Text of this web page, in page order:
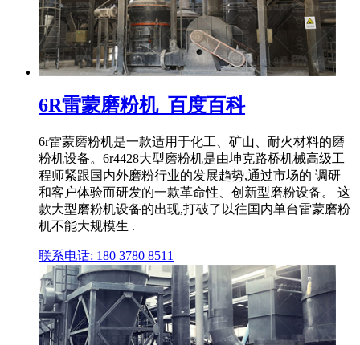
6R雷蒙磨粉机_百度百科
6r雷蒙磨粉机是一款适用于化工、矿山、耐火材料的磨
粉机设备。6r4428大型磨粉机是由坤克路桥机械高级工
程师紧跟国内外磨粉行业的发展趋势,通过市场的 调研
和客户体验而研发的一款革命性、创新型磨粉设备。 这
款大型磨粉机设备的出现,打破了以往国内单台雷蒙磨粉
机不能大规模生 .
联系电话: 180 3780 8511